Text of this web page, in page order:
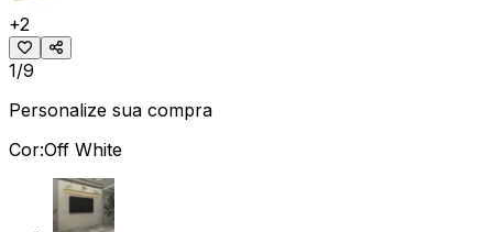
+2
1/9
Personalize sua compra
Cor:Off White